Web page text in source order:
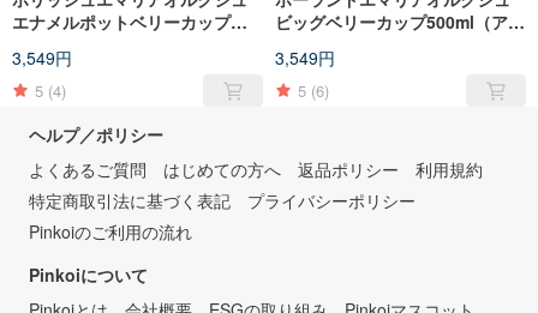
エナメルポットベリーカップ
（FDN000484）
3,549円
5 (4)
ビッグベリーカップ500ml（アプ
（FDN000483）
3,549円
5 (6)
ヘルプ／ポリシー
よくあるご質問
はじめての方へ 返品ポリシー
利用規約
特定商取引法に基づく表記
プライバシーポリシー
Pinkoiのご利用の流れ
Pinkoiについて